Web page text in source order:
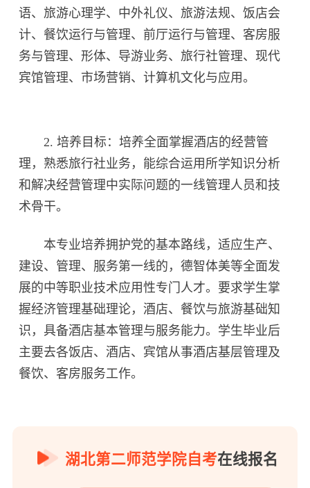
语、旅游心理学、中外礼仪、旅游法规、饭店会
计、餐饮运行与管理、前厅运行与管理、客房服
务与管理、形体、导游业务、旅行社管理、现代
宾馆管理、市场营销、计算机文化与应用。
2. 培养目标：培养全面掌握酒店的经营管
理，熟悉旅行社业务，能综合运用所学知识分析
和解决经营管理中实际问题的一线管理人员和技
术骨干。
本专业培养拥护党的基本路线，适应生产、
建设、管理、服务第一线的，德智体美等全面发
展的中等职业技术应用性专门人才。要求学生掌
握经济管理基础理论，酒店、餐饮与旅游基础知
识，具备酒店基本管理与服务能力。学生毕业后
主要去各饭店、酒店、宾馆从事酒店基层管理及
餐饮、客房服务工作。
湖北第二师范学院自考在线报名